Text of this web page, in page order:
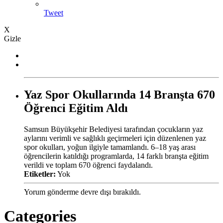
Tweet
X
Gizle
Yaz Spor Okullarında 14 Branşta 670
Öğrenci Eğitim Aldı
Samsun Büyükşehir Belediyesi tarafından çocukların yaz
aylarını verimli ve sağlıklı geçirmeleri için düzenlenen yaz
spor okulları, yoğun ilgiyle tamamlandı. 6–18 yaş arası
öğrencilerin katıldığı programlarda, 14 farklı branşta eğitim
verildi ve toplam 670 öğrenci faydalandı.
Etiketler: Yok
Yorum gönderme devre dışı bırakıldı.
Categories